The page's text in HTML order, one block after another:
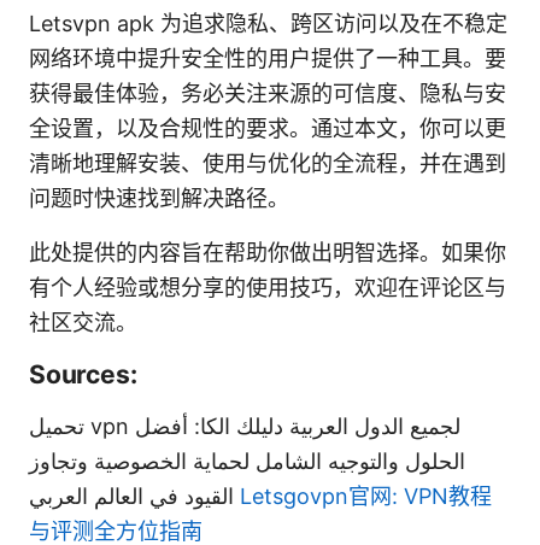
Letsvpn apk 为追求隐私、跨区访问以及在不稳定
网络环境中提升安全性的用户提供了一种工具。要
获得最佳体验，务必关注来源的可信度、隐私与安
全设置，以及合规性的要求。通过本文，你可以更
清晰地理解安装、使用与优化的全流程，并在遇到
问题时快速找到解决路径。
此处提供的内容旨在帮助你做出明智选择。如果你
有个人经验或想分享的使用技巧，欢迎在评论区与
社区交流。
Sources:
تحميل vpn لجميع الدول العربية دليلك الكا: أفضل
الحلول والتوجيه الشامل لحماية الخصوصية وتجاوز
Letsgovpn官网: VPN教程
与评测全方位指南